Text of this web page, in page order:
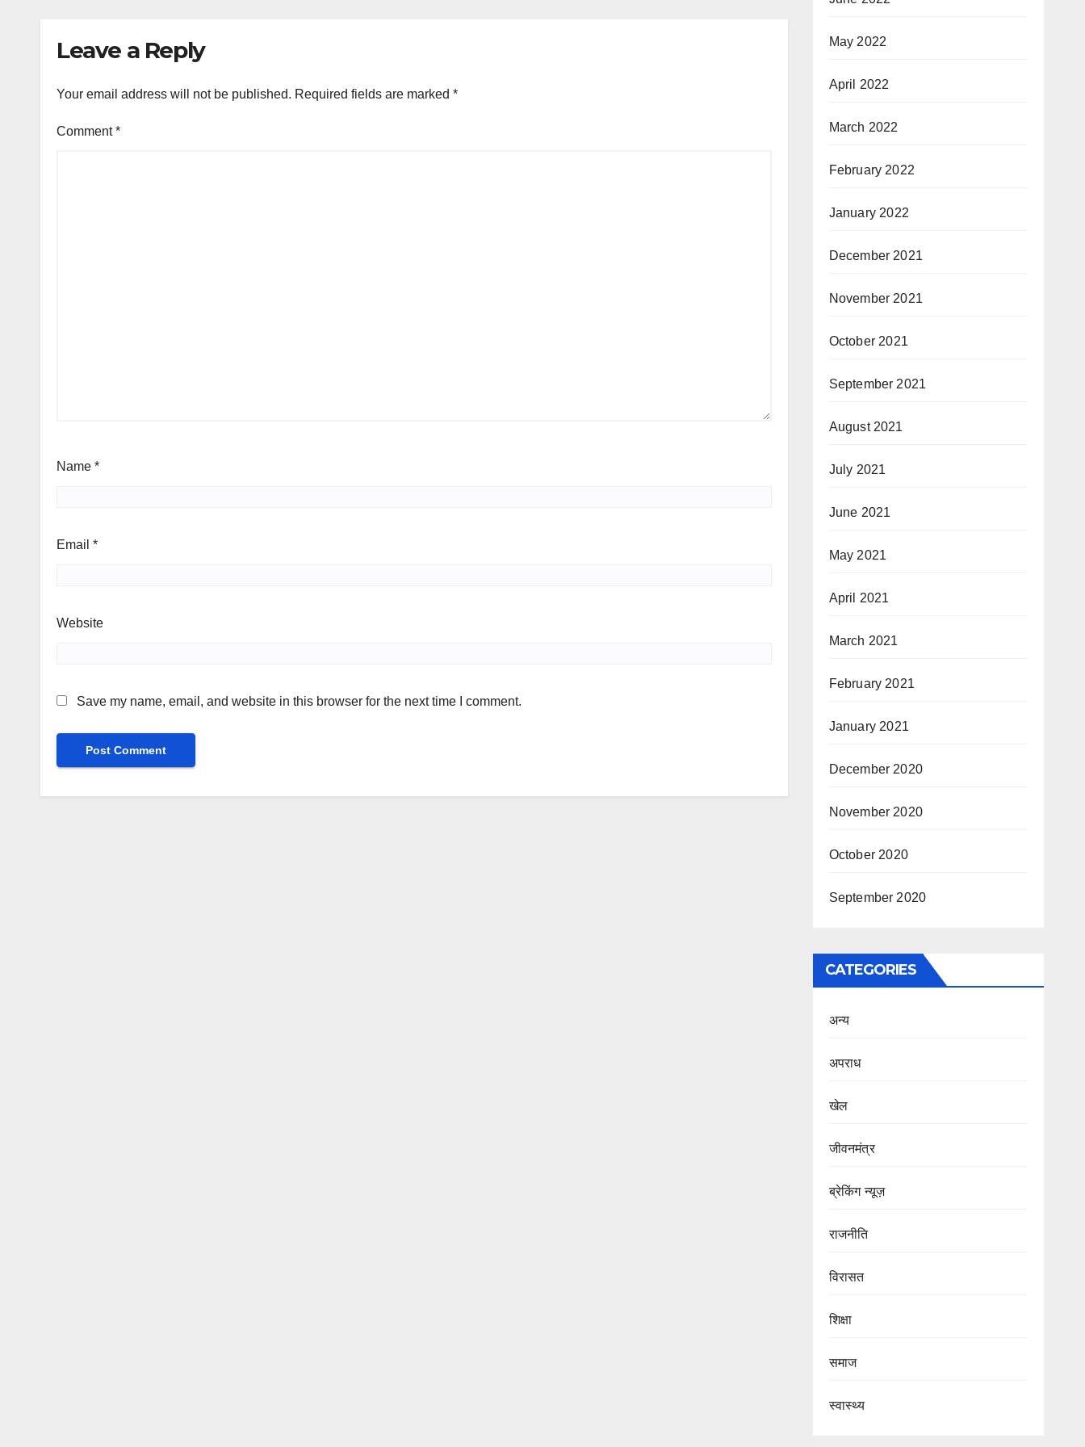
Leave a Reply
Your email address will not be published. Required fields are marked *
Comment*
Name *
Email *
Website
Save my name, email, and website in this browser for the next time I comment.
May 2022
April 2022
March 2022
February 2022
January 2022
December 2021
November 2021
October 2021
September 2021
August 2021
July 2021
June 2021
May 2021
April 2021
March 2021
February 2021
January 2021
December 2020
November 2020
October 2020
September 2020
CATEGORIES
अन्य
अपराध
खेल
जीवनमंत्र
ब्रेकिंग न्यूज़
राजनीति
‍‍विरासत
शिक्षा
समाज
स्वास्थ्य